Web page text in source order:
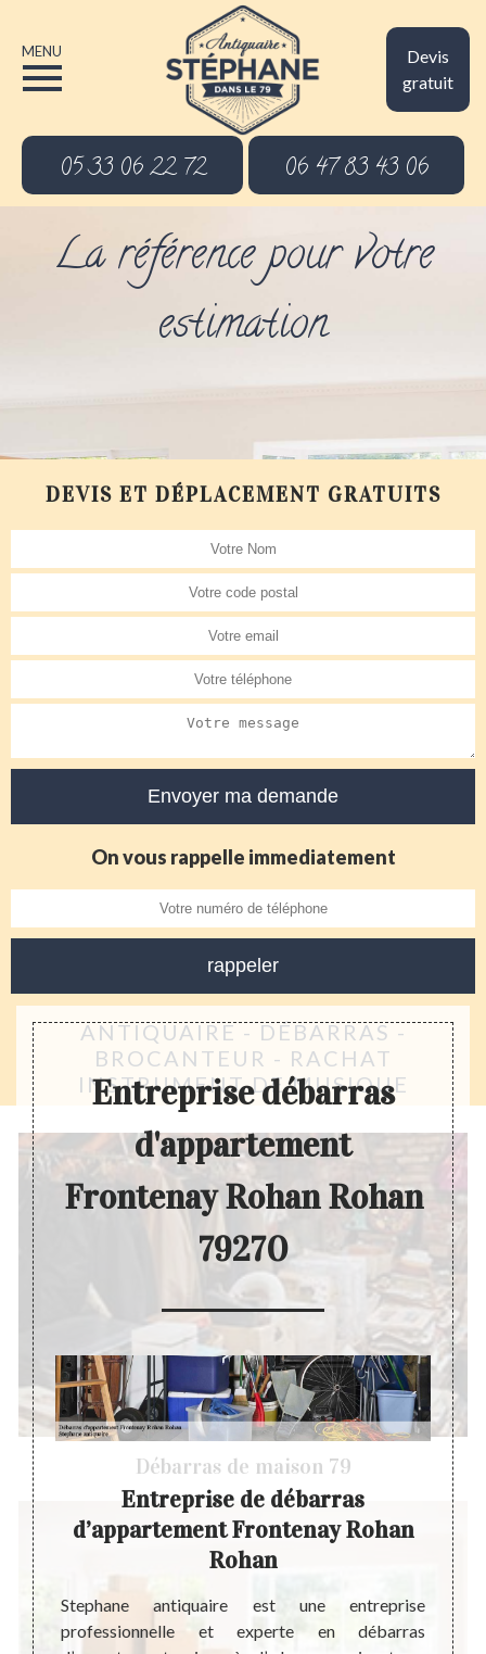
Devis
gratuit
MENU
05 33 06 22 72 06 47 83 43 06
La référence pour votre
estimation
DEVIS ET DÉPLACEMENT GRATUITS
On vous rappelle immediatement
ANTIQUAIRE - DÉBARRAS -
BROCANTEUR - RACHAT
INSTRUMENT DE MUSIQUE
Débarras de maison 79
Entreprise débarras
d'appartement
Frontenay Rohan Rohan
79270
en
une
Entreprise de débarras
d’appartement Frontenay Rohan
Rohan
Stephane antiquaire est une entreprise
professionnelle et experte en débarras